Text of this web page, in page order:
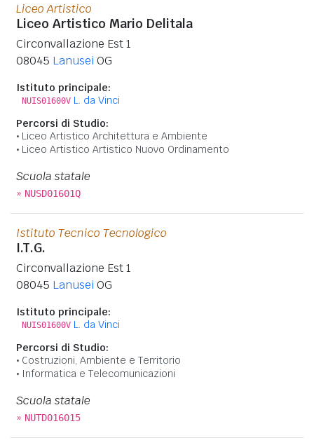
Liceo Artistico
Liceo Artistico Mario Delitala
Circonvallazione Est 1
08045 Lanusei OG
Istituto principale:
NUIS01600V L. da Vinci
Percorsi di Studio:
Liceo Artistico Architettura e Ambiente
Liceo Artistico Artistico Nuovo Ordinamento
Scuola statale
» NUSD01601Q
Istituto Tecnico Tecnologico
I.T.G.
Circonvallazione Est 1
08045 Lanusei OG
Istituto principale:
NUIS01600V L. da Vinci
Percorsi di Studio:
Costruzioni, Ambiente e Territorio
Informatica e Telecomunicazioni
Scuola statale
» NUTD016015